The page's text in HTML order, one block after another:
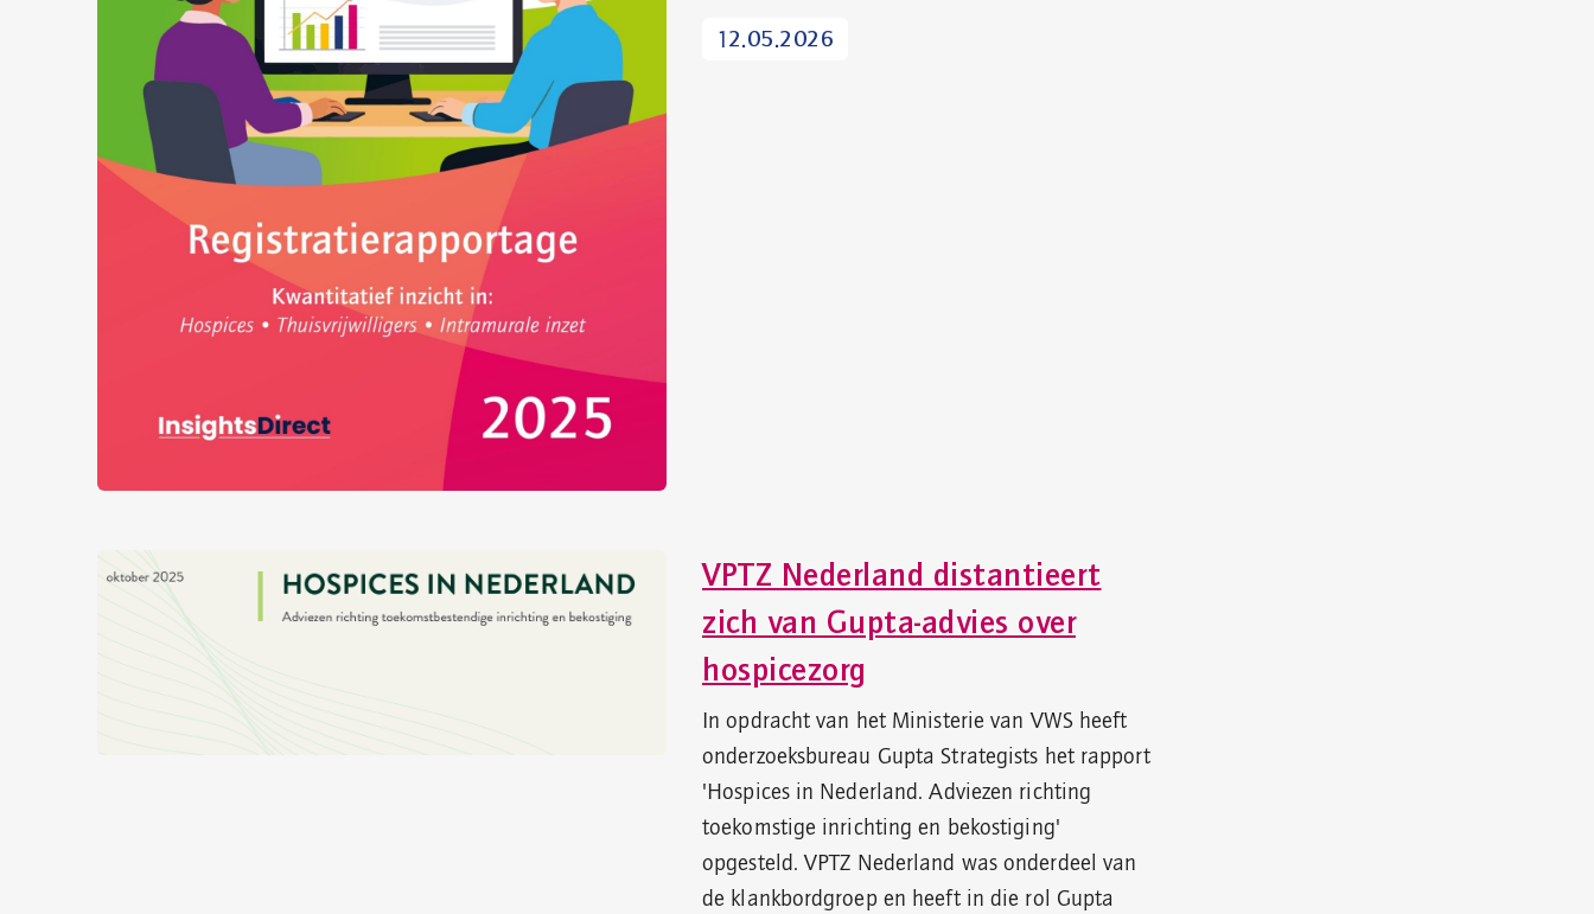
12.05.2026
VPTZ Nederland distantieert
zich van Gupta-advies over
hospicezorg
In opdracht van het Ministerie van VWS heeft
onderzoeksbureau Gupta Strategists het rapport
'Hospices in Nederland. Adviezen richting
toekomstige inrichting en bekostiging'
opgesteld. VPTZ Nederland was onderdeel van
de klankbordgroep en heeft in die rol Gupta